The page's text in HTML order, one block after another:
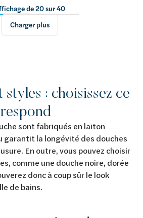
de 20 sur 40
Charger plus
: choisissez ce
sont fabriqués en laiton
garantit la longévité des douches
En outre, vous pouvez choisir
comme une douche noire, dorée
donc à coup sûr le look
de bains.